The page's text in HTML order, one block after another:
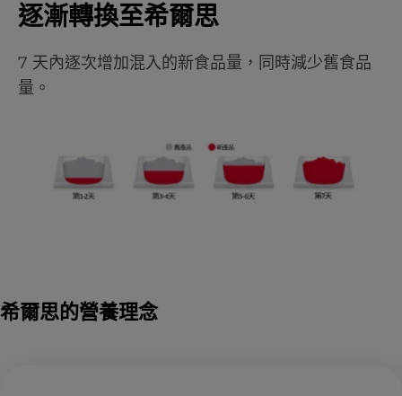
逐漸轉換至希爾思
7 天內逐次增加混入的新食品量，同時減少舊食品
量。
希爾思的營養理念